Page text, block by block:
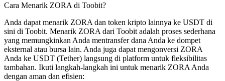
Cara Menarik ZORA di Toobit?
Anda dapat menarik ZORA dan token kripto lainnya ke USDT di
sini di Toobit. Menarik ZORA dari Toobit adalah proses sederhana
yang memungkinkan Anda mentransfer dana Anda ke dompet
eksternal atau bursa lain. Anda juga dapat mengonversi ZORA
Anda ke USDT (Tether) langsung di platform untuk fleksibilitas
tambahan. Ikuti langkah-langkah ini untuk menarik ZORA Anda
dengan aman dan efisien: